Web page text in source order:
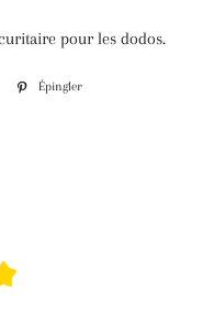
pour les dodos.
Tweeter Épingler